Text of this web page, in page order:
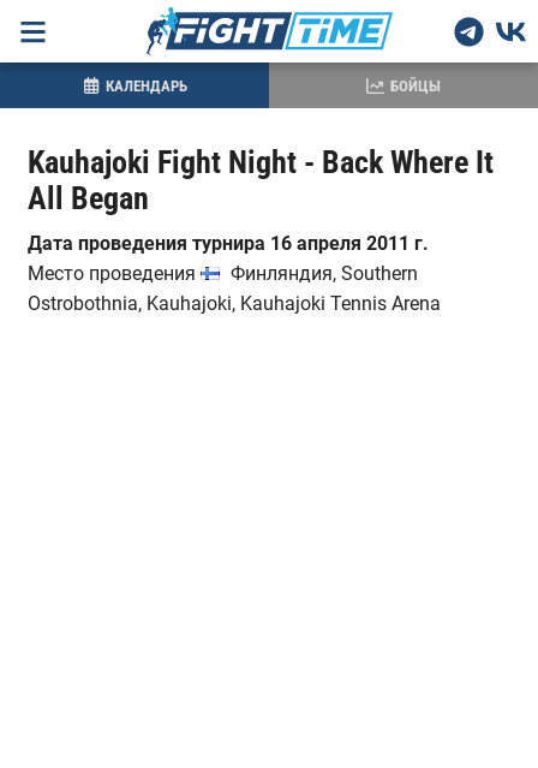
Kauhajoki Fight Night - Back Where It
All Began
Дата проведения турнира 16 апреля 2011 г.
Место проведения
Финляндия, Southern
Ostrobothnia, Kauhajoki, Kauhajoki Tennis Arena
КАЛЕНДАРЬ БОЙЦЫ